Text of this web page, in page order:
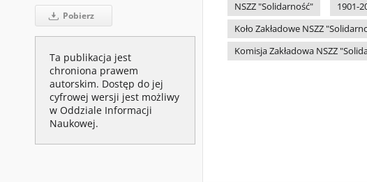
Pobierz
Ta publikacja jest
chroniona prawem
autorskim. Dostęp do jej
cyfrowej wersji jest możliwy
w Oddziale Informacji
Naukowej.
NSZZ "Solidarność"
1901-
Koło Zakładowe NSZZ
Komisja Zakładowa NSZZ